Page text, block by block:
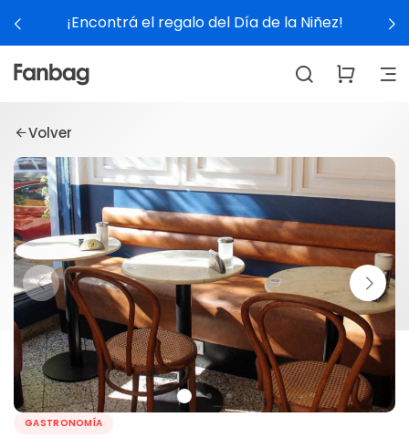
¡Encontrá el regalo del Día de la Niñez!
Volver
GASTRONOMÍA